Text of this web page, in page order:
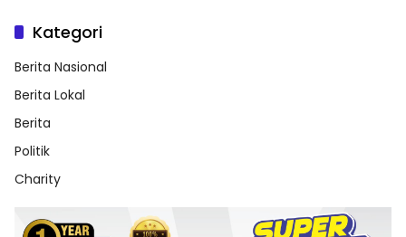
Kategori
Berita Nasional
Berita Lokal
Berita
Politik
Charity